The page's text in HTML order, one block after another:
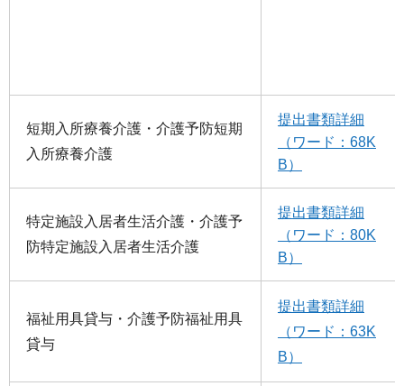
短期入所療養介護・介護予防短期
入所療養介護
提出書類詳細
（ワード：68K
B）
特定施設入居者生活介護・介護予
防特定施設入居者生活介護
提出書類詳細
（ワード：80K
B）
福祉用具貸与・介護予防福祉用具
貸与
提出書類詳細
（ワード：63K
B）